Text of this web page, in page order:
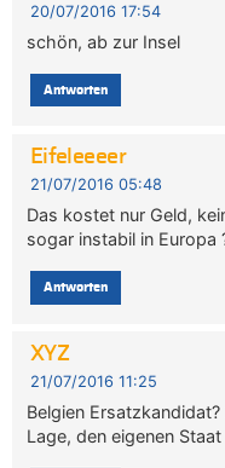
20/07/2016 17:54
schön, ab zur Insel
Antworten
Eifeleeeer
21/07/2016 05:48
Das kostet nur Geld,
sogar instabil in Europa
Antworten
XYZ
21/07/2016 11:25
Belgien
Lage, den eigenen